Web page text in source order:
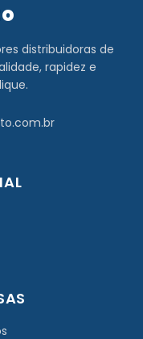
distribuidoras de
rapidez e